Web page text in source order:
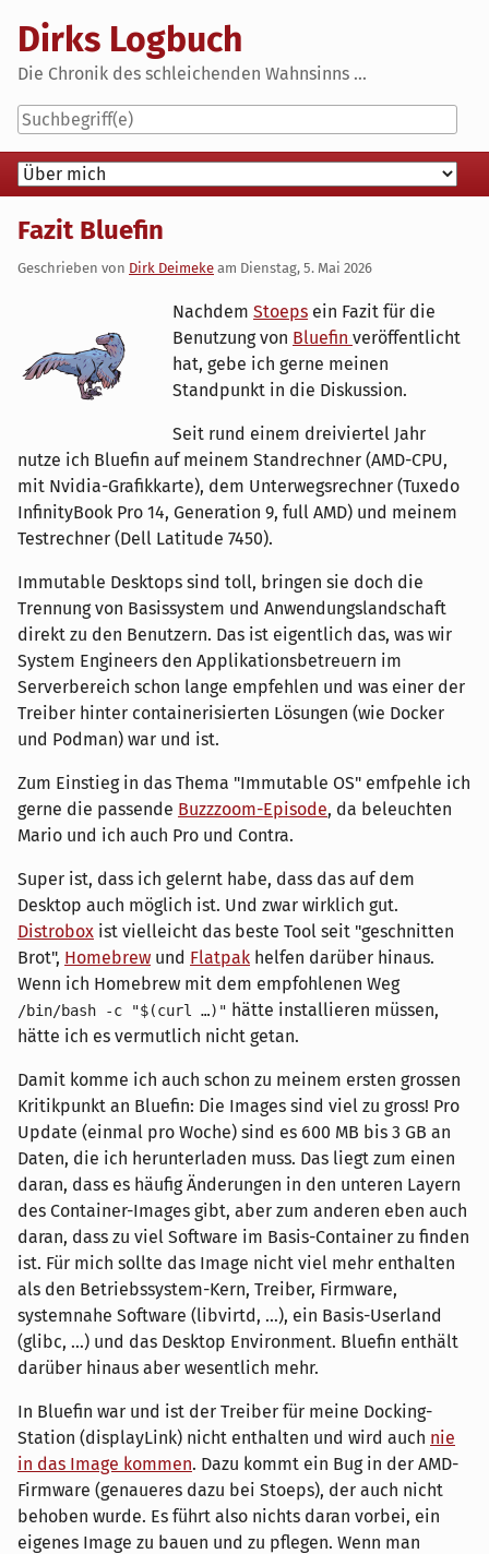
content
Dirks Logbuch
Die Chronik des schleichenden Wahnsinns ...
Navigation
Fazit Bluefin
Geschrieben von Dirk Deimeke am Dienstag, 5. Mai 2026
Nachdem Stoeps ein Fazit für die
Benutzung von Bluefin veröffentlicht
hat, gebe ich gerne meinen
Standpunkt in die Diskussion.
Seit rund einem dreiviertel Jahr
nutze ich Bluefin auf meinem Standrechner (AMD-CPU,
mit Nvidia-Grafikkarte), dem Unterwegsrechner (Tuxedo
InfinityBook Pro 14, Generation 9, full AMD) und meinem
Testrechner (Dell Latitude 7450).
Immutable Desktops sind toll, bringen sie doch die
Trennung von Basissystem und Anwendungslandschaft
direkt zu den Benutzern. Das ist eigentlich das, was wir
System Engineers den Applikationsbetreuern im
Serverbereich schon lange empfehlen und was einer der
Treiber hinter containerisierten Lösungen (wie Docker
und Podman) war und ist.
Zum Einstieg in das Thema "Immutable OS" emfpehle ich
gerne die passende Buzzzoom-Episode, da beleuchten
Mario und ich auch Pro und Contra.
Super ist, dass ich gelernt habe, dass das auf dem
Desktop auch möglich ist. Und zwar wirklich gut.
Distrobox ist vielleicht das beste Tool seit "geschnitten
Brot", Homebrew und Flatpak helfen darüber hinaus.
Wenn ich Homebrew mit dem empfohlenen Weg
/bin/bash -c "$(curl …)" hätte installieren müssen,
hätte ich es vermutlich nicht getan.
Damit komme ich auch schon zu meinem ersten grossen
Kritikpunkt an Bluefin: Die Images sind viel zu gross! Pro
Update (einmal pro Woche) sind es 600 MB bis 3 GB an
Daten, die ich herunterladen muss. Das liegt zum einen
daran, dass es häufig Änderungen in den unteren Layern
des Container-Images gibt, aber zum anderen eben auch
daran, dass zu viel Software im Basis-Container zu finden
ist. Für mich sollte das Image nicht viel mehr enthalten
als den Betriebssystem-Kern, Treiber, Firmware,
systemnahe Software (libvirtd, …), ein Basis-Userland
(glibc, …) und das Desktop Environment. Bluefin enthält
darüber hinaus aber wesentlich mehr.
In Bluefin war und ist der Treiber für meine Docking-
Station (displayLink) nicht enthalten und wird auch nie
in das Image kommen. Dazu kommt ein Bug in der AMD-
Firmware (genaueres dazu bei Stoeps), der auch nicht
behoben wurde. Es führt also nichts daran vorbei, ein
eigenes Image zu bauen und zu pflegen. Wenn man